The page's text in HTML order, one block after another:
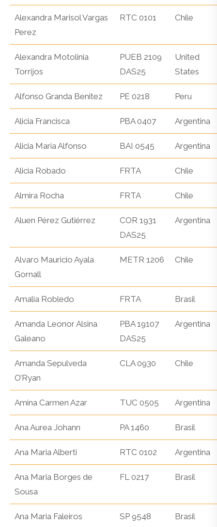
Alexandra Marisol Vargas
Perez
RTC 0101 Chile
Alexandra Motolinia
Torrijos
PUEB 2109
DAS25
United
States
Alfonso Granda Benitez PE 0218 Peru
Alicia Francisca PBA 0407 Argentina
Alicia Maria Alfonso BAI 0545 Argentina
Alicia Robado FRTA Chile
Almira Rocha FRTA Chile
Aluen Pérez Gutiérrez
COR 1931
DAS25
Argentina
Alvaro Mauricio Ayala
Gornall
METR 1206 Chile
Amalia Robledo FRTA Brasil
Amanda Leonor Alsina
Galeano
PBA 19107
DAS25
Argentina
Amanda Sepulveda
O’Ryan
CLA 0930 Chile
Amina Carmen Azar TUC 0505 Argentina
Ana Aurea Johann PA 1460 Brasil
Ana Maria Alberti RTC 0102 Argentina
Ana Maria Borges de
Sousa
FL 0217 Brasil
Ana Maria Faleiros SP 9548 Brasil